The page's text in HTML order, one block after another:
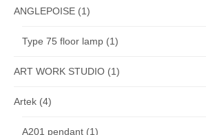
ANGLEPOISE (1)
Type 75 floor lamp (1)
ART WORK STUDIO (1)
Artek (4)
A201 pendant (1)